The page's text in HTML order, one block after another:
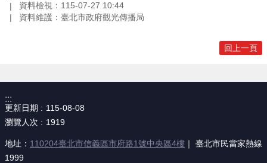
資料檢視：115-07-27 10:44
資料維護：臺北市政府觀光傳播局
回上一頁
:::
更新日期
115-08-08
瀏覽人次
1919
地址： 110204臺北市信義區市府路1號中央區4樓 ｜ 臺北市民當家熱線
1999